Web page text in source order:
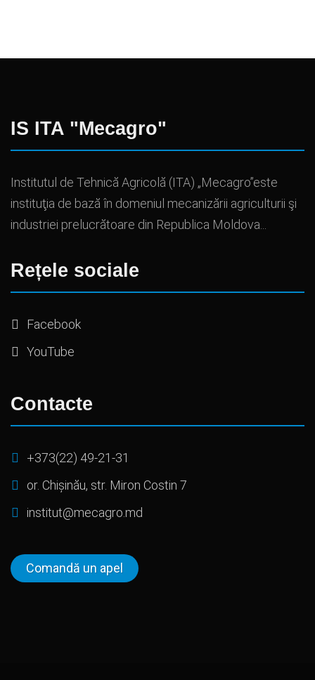
IS ITA "Mecagro"
Institutul de Tehnică Agricolă (ITA) „Mecagro”este
instituţia de bază în domeniul mecanizării agriculturii şi
industriei prelucrătoare din Republica Moldova...
Rețele sociale
Facebook
YouTube
Contacte
+373(22) 49-21-31
or. Chișinău, str. Miron Costin 7
institut@mecagro.md
Comandă un apel